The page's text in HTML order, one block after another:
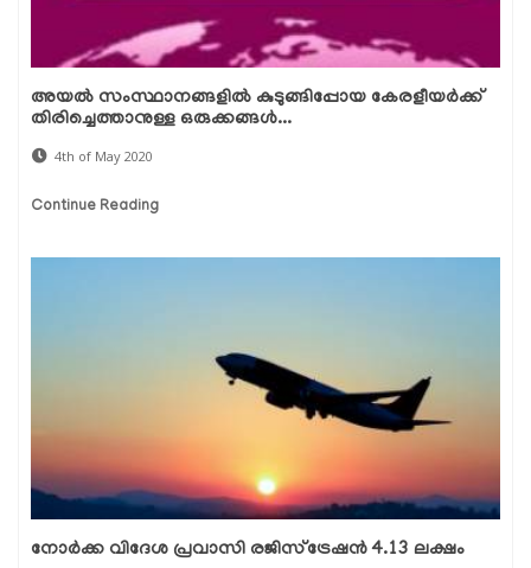
അയൽ സംസ്ഥാനങ്ങളിൽ കുടുങ്ങിപ്പോയ കേരളീയർക്ക്
തിരിച്ചെത്താനുള്ള ഒരുക്കങ്ങൾ...
4th of May 2020
Continue Reading
നോര്‍ക്ക വിദേശ പ്രവാസി രജിസ്ട്രേഷന്‍ 4.13 ലക്ഷം